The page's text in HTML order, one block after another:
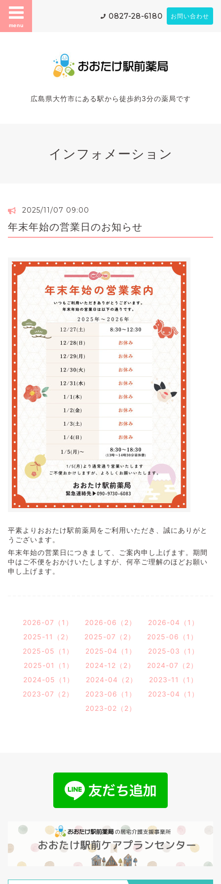
menu
0827-28-6180 お問い合わせ
広島県大竹市にある駅から徒歩約3分の薬局です
インフォメーション
2025/11/07 09:00
年末年始の営業日のお知らせ
平素よりおおたけ駅前薬局をご利用いただき、誠にありがと
うございます。
年末年始の営業日につきまして、ご案内申し上げます。期間
中はご不便をおかけいたしますが、何卒ご理解のほどお願い
申し上げます。
2026-07（1） 2026-06（2）
2026-04（1）
2025-11（2）
2025-07（2）
2025-06（1）
2025-05（1）
2025-04（1）
2025-03（1）
2025-01（1）
2024-12（2）
2024-07（2）
2024-05（1）
2024-04（2）
2023-11（1）
2023-07（2）
2023-06（1）
2023-04（1）
2023-02（2）